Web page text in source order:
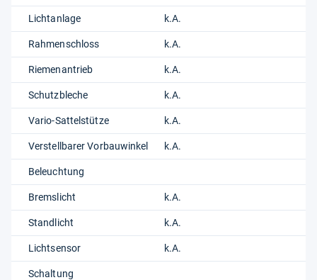
Lichtanlage k.A.
Rahmenschloss k.A.
Riemenantrieb k.A.
Schutzbleche k.A.
Vario-Sattelstütze k.A.
Verstellbarer Vorbauwinkel k.A.
Beleuchtung
Bremslicht k.A.
Standlicht k.A.
Lichtsensor k.A.
Schaltung